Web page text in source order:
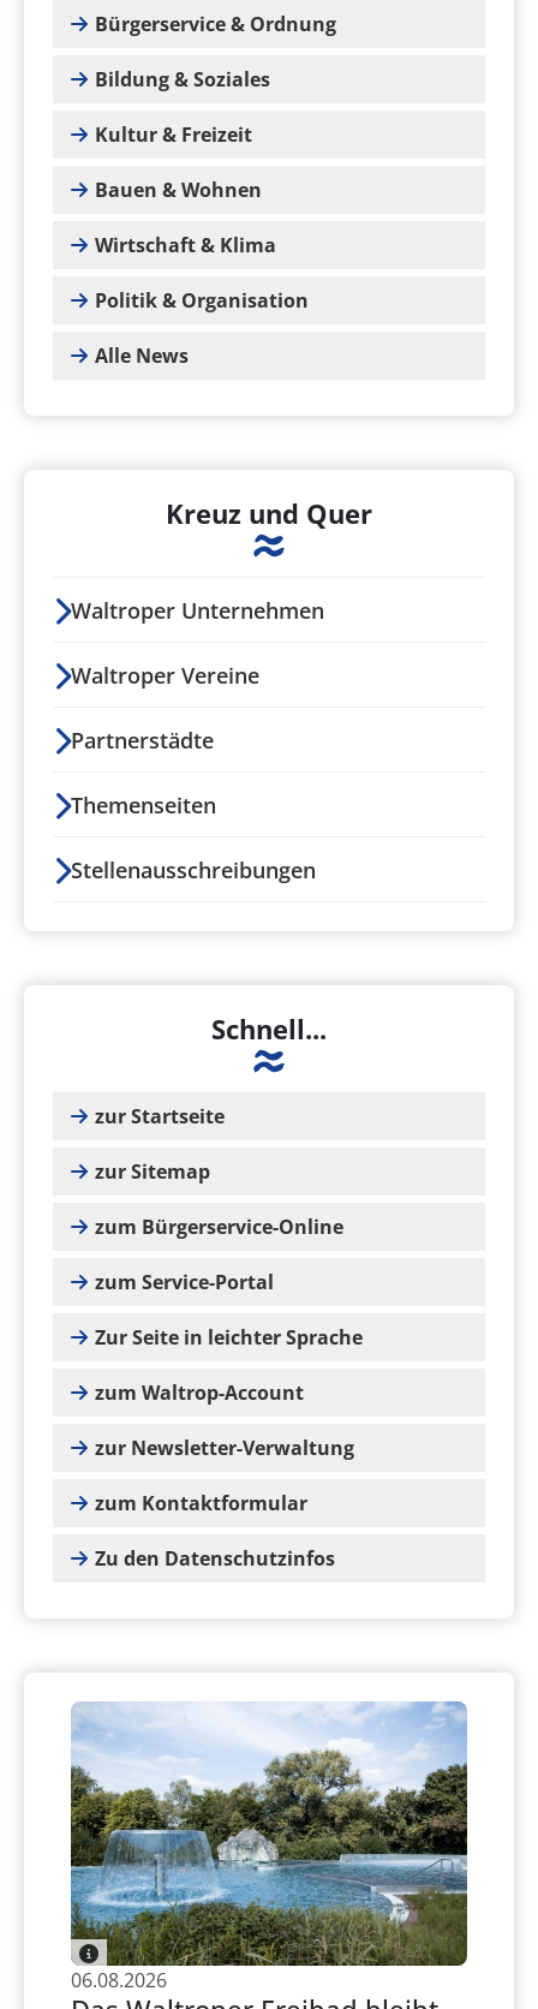
Bürgerservice & Ordnung
Bildung & Soziales
Kultur & Freizeit
Bauen & Wohnen
Wirtschaft & Klima
Politik & Organisation
Alle News
Kreuz und Quer
Waltroper Unternehmen
Waltroper Vereine
Partnerstädte
Themenseiten
Stellenausschreibungen
Schnell...
zur Startseite
zur Sitemap
zum Bürgerservice-Online
zum Service-Portal
Zur Seite in leichter Sprache
zum Waltrop-Account
zur Newsletter-Verwaltung
zum Kontaktformular
Zu den Datenschutzinfos
06.08.2026